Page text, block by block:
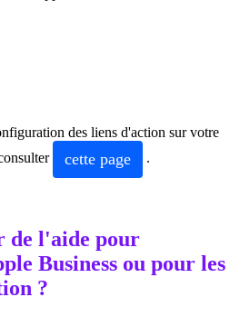
des liens d'action sur votre
cette page .
de l'aide pour
Business ou pour les
?